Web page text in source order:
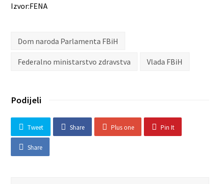
Izvor:FENA
Dom naroda Parlamenta FBiH
Federalno ministarstvo zdravstva Vlada FBiH
Podijeli
Tweet Share Plus one Pin It
Share